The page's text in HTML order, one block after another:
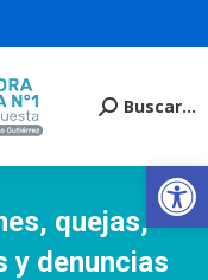
Buscar:
Buscar...
quejas,
y denuncias